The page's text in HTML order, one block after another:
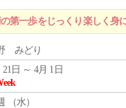
第一歩をじっくり楽しく身
みどり
21日 ～ 4月 1日
（水）